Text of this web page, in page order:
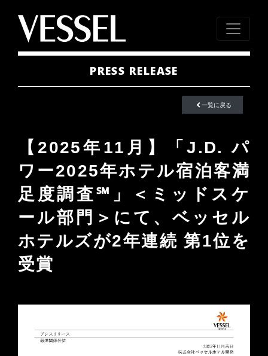
PRESS RELEASE
一覧に戻る
【2025年11月】「J.D. パ
ワー2025年ホテル宿泊客満
足度調査℠」＜ミッドスケ
ール部門＞にて、ベッセル
ホテルズが2年連続 第1位を
受賞